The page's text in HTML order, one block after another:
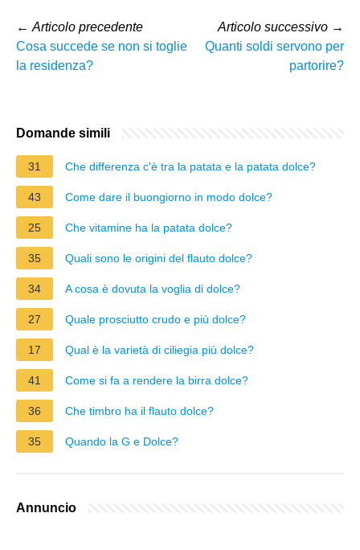
← Articolo precedente
Cosa succede se non si toglie
la residenza?
Articolo successivo →
Quanti soldi servono per
partorire?
Domande simili
31 Che differenza c'è tra la patata e la patata dolce?
43 Come dare il buongiorno in modo dolce?
25 Che vitamine ha la patata dolce?
35 Quali sono le origini del flauto dolce?
34 A cosa è dovuta la voglia di dolce?
27 Quale prosciutto crudo e più dolce?
17 Qual è la varietà di ciliegia più dolce?
41 Come si fa a rendere la birra dolce?
36 Che timbro ha il flauto dolce?
35 Quando la G e Dolce?
Annuncio